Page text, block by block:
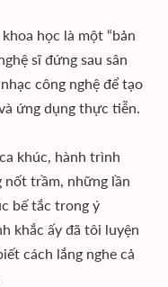
học là một “bản
sĩ đứng sau sân
công nghệ để tạo
ứng dụng thực tiễn.
khúc, hành trình
nốt trầm, những lần
bế tắc trong ý
khắc ấy đã tôi luyện
cách lắng nghe cả